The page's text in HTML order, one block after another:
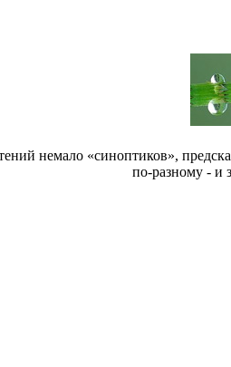
немало «синоптиков»,
по-разному - и